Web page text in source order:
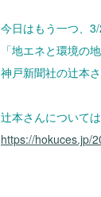
今日はもう一つ、
「地エネと環境の
神戸新聞社の辻本
辻本さんについて
https://hokuces.jp/